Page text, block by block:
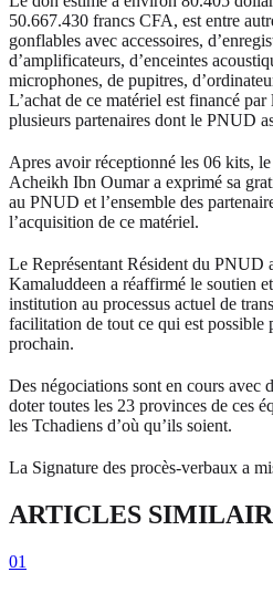
50.667.430 francs CFA, est entre
gonflables avec accessoires,
d’amplificateurs, d’enceintes
microphones, de pupitres,
L’achat de ce matériel est financé
plusieurs partenaires dont le PNUD
Apres avoir réceptionné les 06 kits,
Acheikh Ibn Oumar a exprimé sa
au PNUD et l’ensemble des
l’acquisition de ce matériel.
Le Représentant Résident du PNUD
Kamaluddeen a réaffirmé le soutien
institution au processus actuel de
facilitation de tout ce qui est
prochain.
Des négociations sont en cours avec
doter toutes les 23 provinces de ces
les Tchadiens d’où qu’ils soient.
La Signature des procès-verbaux a
ARTICLES
01